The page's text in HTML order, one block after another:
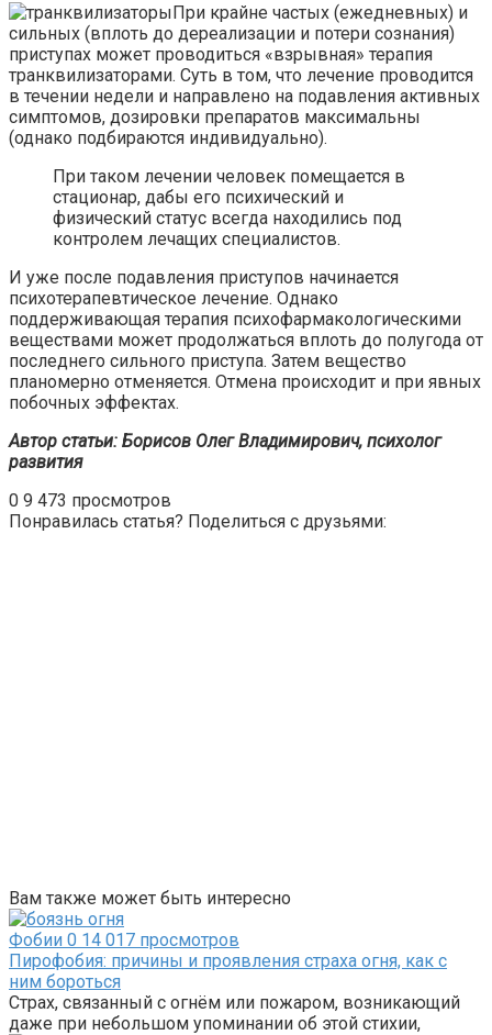
При крайне частых (ежедневных) и
сильных (вплоть до дереализации и потери сознания)
приступах может проводиться «взрывная» терапия
транквилизаторами. Суть в том, что лечение проводится
в течении недели и направлено на подавления активных
симптомов, дозировки препаратов максимальны
(однако подбираются индивидуально).
При таком лечении человек помещается в
стационар, дабы его психический и
физический статус всегда находились под
контролем лечащих специалистов.
И уже после подавления приступов начинается
психотерапевтическое лечение. Однако
поддерживающая терапия психофармакологическими
веществами может продолжаться вплоть до полугода от
последнего сильного приступа. Затем вещество
планомерно отменяется. Отмена происходит и при явных
побочных эффектах.
Автор статьи: Борисов Олег Владимирович, психолог
развития
0 9 473 просмотров
Понравилась статья? Поделиться с друзьями:
Вам также может быть интересно
Фобии 0 14 017 просмотров
Пирофобия: причины и проявления страха огня, как с
ним бороться
Страх, связанный с огнём или пожаром, возникающий
даже при небольшом упоминании об этой стихии,